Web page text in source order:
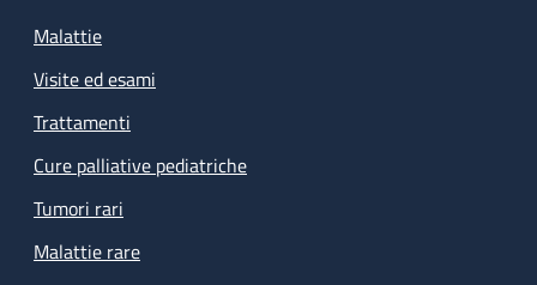
Malattie
Visite ed esami
Trattamenti
Cure palliative pediatriche
Tumori rari
Malattie rare